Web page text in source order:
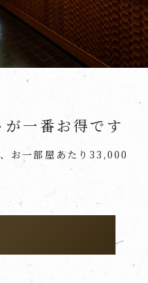
一番お得です
お一部屋あたり33,000